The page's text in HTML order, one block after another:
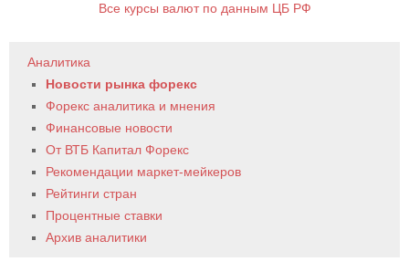
Все курсы валют по данным ЦБ РФ
Аналитика
Новости рынка форекс
Форекс аналитика и мнения
Финансовые новости
От ВТБ Капитал Форекс
Рекомендации маркет-мейкеров
Рейтинги стран
Процентные ставки
Архив аналитики